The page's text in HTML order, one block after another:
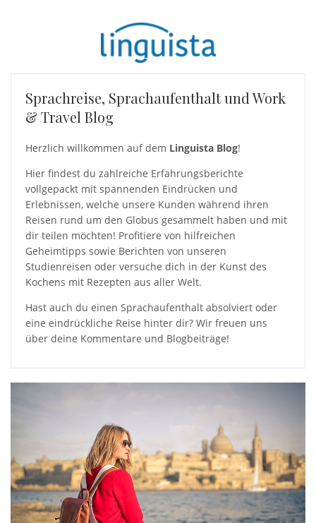
Sprachreise, Sprachaufenthalt und Work
& Travel Blog
Herzlich willkommen auf dem Linguista Blog!
Hier findest du zahlreiche Erfahrungsberichte
vollgepackt mit spannenden Eindrücken und
Erlebnissen, welche unsere Kunden während ihren
Reisen rund um den Globus gesammelt haben und mit
dir teilen möchten! Profitiere von hilfreichen
Geheimtipps sowie Berichten von unseren
Studienreisen oder versuche dich in der Kunst des
Kochens mit Rezepten aus aller Welt.
Hast auch du einen Sprachaufenthalt absolviert oder
eine eindrückliche Reise hinter dir? Wir freuen uns
über deine Kommentare und Blogbeiträge!